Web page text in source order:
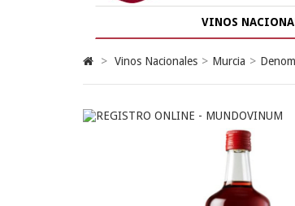
VINOS
> Vinos Nacionales > Murcia >